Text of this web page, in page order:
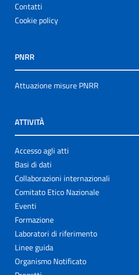
Contatti
Cookie policy
PNRR
Attuazione misure PNRR
ATTIVITÀ
Accesso agli atti
Basi di dati
Collaborazioni internazionali
Comitato Etico Nazionale
Eventi
Formazione
Laboratori di riferimento
Linee guida
Organismo Notificato